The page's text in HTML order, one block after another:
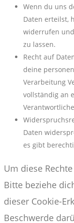
Wenn du uns
Daten erteilst,
widerrufen
zu lassen.
Recht auf
deine
Verarbeitung
vollständig an
Daten
es gibt
Um diese
Bitte beziehe
dieser Cookie-
Beschwerde